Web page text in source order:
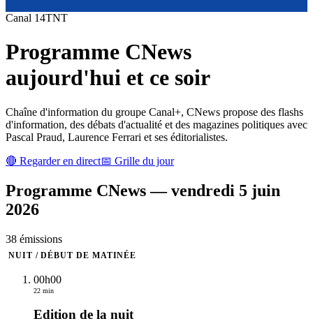
Canal 14TNT
Programme CNews
aujourd'hui et ce soir
Chaîne d'information du groupe Canal+, CNews propose des flashs
d'information, des débats d'actualité et des magazines politiques avec
Pascal Praud, Laurence Ferrari et ses éditorialistes.
🔴 Regarder en direct📅 Grille du jour
Programme CNews—vendredi 5 juin
2026
38 émissions
NUIT / DÉBUT DE MATINÉE
00h00
22 min
Edition de la nuit